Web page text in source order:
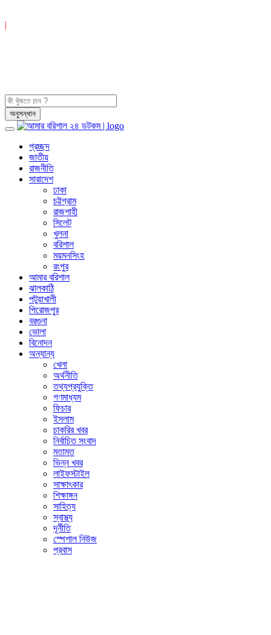
|
প্রচ্ছদ
জাতীয়
রাজনীতি
সারাদেশ
ঢাকা
চট্টগ্রাম
রাজশাহী
সিলেট
খুলনা
বরিশাল
ময়মনসিংহ
রংপুর
আমার বরিশাল
ঝালকাঠি
পটুয়াখালী
পিরোজপুর
বরগুনা
ভোলা
বিনোদন
অন্যান্য
খেলা
অর্থনীতি
তথ্যপ্রযুক্তি
গণমাধ্যম
ফিচার
ইসলাম
চাকরির খবর
নির্বাচিত সংবাদ
মতামত
ভিন্ন খবর
লাইফস্টাইল
সাক্ষাৎকার
শিক্ষাঙ্গন
সাহিত্য
স্বাস্থ্য
দূর্নীতি
স্পেশাল নিউজ
প্রবাস